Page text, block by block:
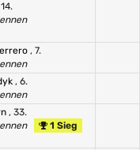
, 7.
, 6.
, 33.
1 Sieg